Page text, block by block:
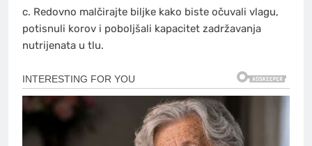
c. Redovno malčirajte biljke kako biste očuvali vlagu,
potisnuli korov i poboljšali kapacitet zadržavanja
nutrijenata u tlu.